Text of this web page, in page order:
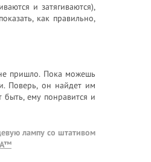
и затягиваются),
как правильно,
пришло. Пока можешь
Поверь, он найдет им
ему понравится и
лампу со штативом